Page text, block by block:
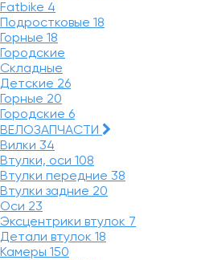
Fatbike 4
Подростковые 18
Горные 18
Городские
Складные
Детские 26
Горные 20
Городские 6
ВЕЛОЗАПЧАСТИ
Вилки 34
Втулки, оси 108
Втулки передние 38
Втулки задние 20
Оси 23
Эксцентрики втулок 7
Детали втулок 18
Камеры 150